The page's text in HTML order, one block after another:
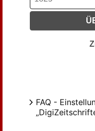
FAQ -